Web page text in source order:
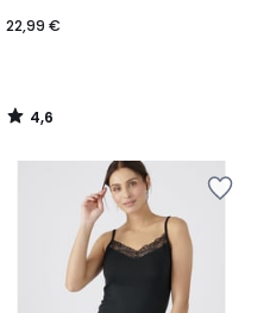
22,99 €
4,6
/